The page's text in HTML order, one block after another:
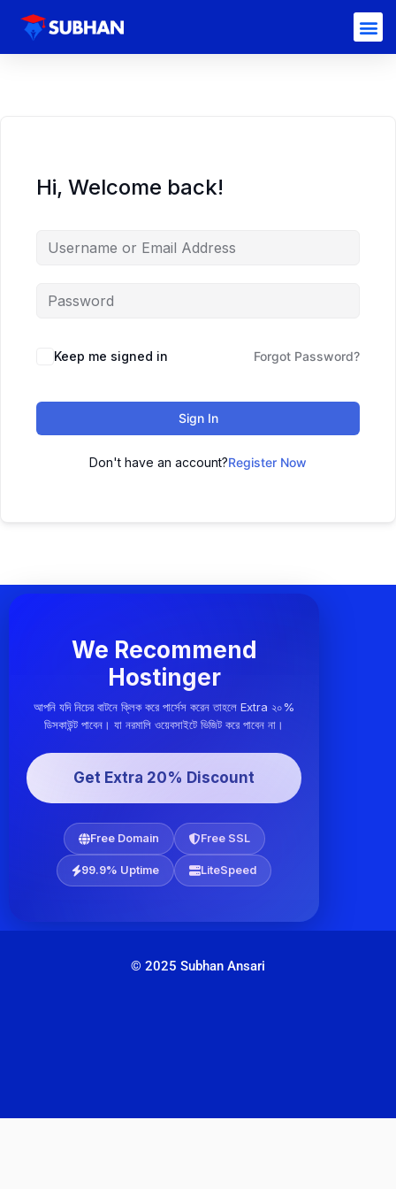
Hi, Welcome back!
Keep me signed in Forgot Password?
Sign In
Don't have an account?Register Now
We Recommend
Hostinger
আপনি যদি নিচের বাটনে ক্লিক করে পার্সেস করেন তাহলে Extra ২০%
ডিসকাউন্ট পাবেন। যা নরমালি ওয়েবসাইটে ভিজিট করে পাবেন না।
Get Extra 20% Discount
Free Domain Free SSL
99.9% Uptime LiteSpeed
© 2025 Subhan Ansari